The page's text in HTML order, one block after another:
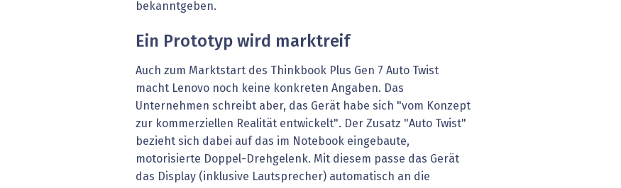
bekanntgeben.
Ein Prototyp wird marktreif
Auch zum Marktstart des Thinkbook Plus Gen 7 Auto Twist
macht Lenovo noch keine konkreten Angaben. Das
Unternehmen schreibt aber, das Gerät habe sich "vom Konzept
zur kommerziellen Realität entwickelt". Der Zusatz "Auto Twist"
bezieht sich dabei auf das im Notebook eingebaute,
motorisierte Doppel-Drehgelenk. Mit diesem passe das Gerät
das Display (inklusive Lautsprecher) automatisch an die